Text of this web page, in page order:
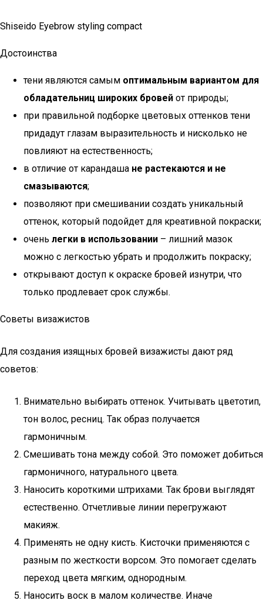
Shiseido Eyebrow styling compact
Достоинства
тени являются самым оптимальным вариантом для
обладательниц широких бровей от природы;
при правильной подборке цветовых оттенков тени
придадут глазам выразительность и нисколько не
повлияют на естественность;
в отличие от карандаша не растекаются и не
смазываются;
позволяют при смешивании создать уникальный
оттенок, который подойдет для креативной покраски;
очень легки в использовании – лишний мазок
можно с легкостью убрать и продолжить покраску;
открывают доступ к окраске бровей изнутри, что
только продлевает срок службы.
Советы визажистов
Для создания изящных бровей визажисты дают ряд
советов:
Внимательно выбирать оттенок. Учитывать цветотип,
тон волос, ресниц. Так образ получается
гармоничным.
Смешивать тона между собой. Это поможет добиться
гармоничного, натурального цвета.
Наносить короткими штрихами. Так брови выглядят
естественно. Отчетливые линии перегружают
макияж.
Применять не одну кисть. Кисточки применяются с
разным по жесткости ворсом. Это помогает сделать
переход цвета мягким, однородным.
Наносить воск в малом количестве. Иначе